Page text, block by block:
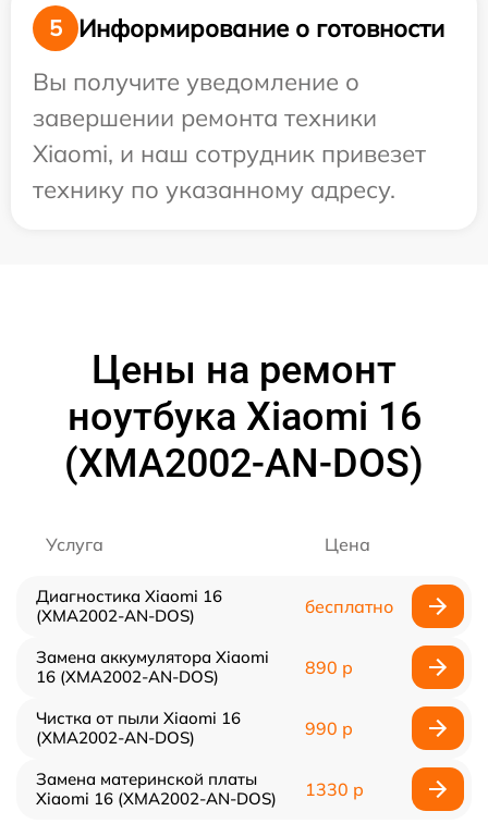
5
Информирование о готовности
Вы получите уведомление о
завершении ремонта техники
Xiaomi, и наш сотрудник привезет
технику по указанному адресу.
Цены на ремонт
ноутбука Xiaomi 16
(XMA2002-AN-DOS)
Услуга Цена
Диагностика Xiaomi 16
(XMA2002-AN-DOS)
бесплатно
Замена аккумулятора Xiaomi
16 (XMA2002-AN-DOS)
890 р
Чистка от пыли Xiaomi 16
(XMA2002-AN-DOS)
990 р
Замена материнской платы
Xiaomi 16 (XMA2002-AN-DOS)
1330 р